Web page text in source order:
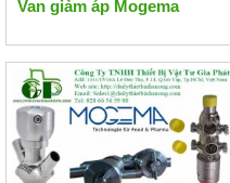
Van giảm áp Mogema